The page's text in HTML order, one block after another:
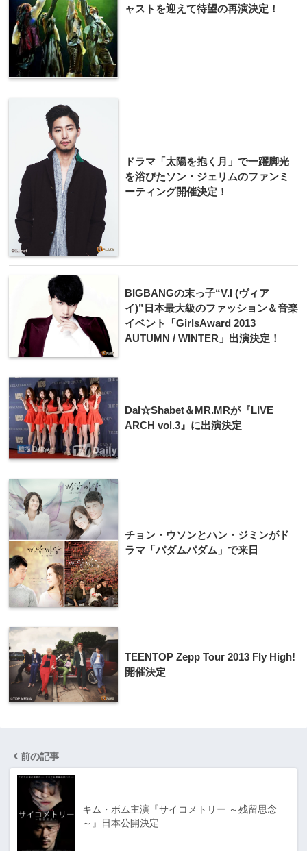
ャ​ストを迎えて待望の再​演決定！
ドラマ「太陽を抱く月」で一躍脚光
を浴びたソン・ジェリムのファンミ
ーティング開催決定！
BIGBANGの末​っ子“V.I (ヴィア
イ)”日本最​大級のファッション＆​音楽
イベント「Gir​lsAward 2013
AUTUMN / WINTER」出演決​定！
​Dal☆Shabe​t＆MR.MRが『L​IVE
ARCH vol.3』に出演決定
チョン・ウソンとハン・ジミンがド
ラマ「パダムパダム」で来日
TEENTOP Zepp Tour 2013 Fly High!
開催決定
前の記事
キム・ボム主演『サ​イコメトリー ～残留思念
～』日本公​開決定…